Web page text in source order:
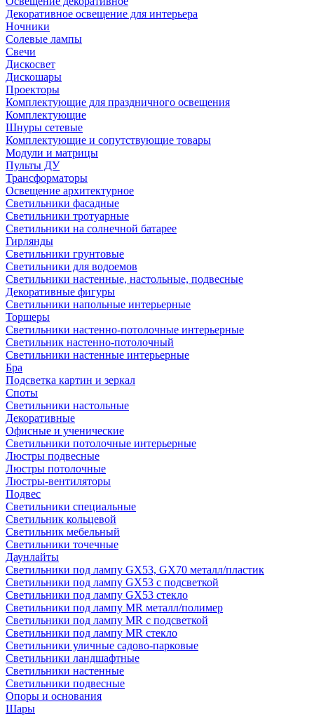
Декоративное освещение для интерьера
Ночники
Солевые лампы
Свечи
Дискосвет
Дискошары
Проекторы
Комплектующие для праздничного освещения
Комплектующие
Шнуры сетевые
Комплектующие и сопутствующие товары
Модули и матрицы
Пульты ДУ
Трансформаторы
Освещение архитектурное
Светильники фасадные
Светильники тротуарные
Светильники на солнечной батарее
Гирлянды
Светильники грунтовые
Светильники для водоемов
Светильники настенные, настольные, подвесные
Декоративные фигуры
Светильники напольные интерьерные
Торшеры
Светильники настенно-потолочные интерьерные
Светильник настенно-потолочный
Светильники настенные интерьерные
Бра
Подсветка картин и зеркал
Споты
Светильники настольные
Декоративные
Офисные и ученические
Светильники потолочные интерьерные
Люстры подвесные
Люстры потолочные
Люстры-вентиляторы
Подвес
Светильники специальные
Светильник кольцевой
Светильник мебельный
Светильники точечные
Даунлайты
Светильники под лампу GX53, GX70 металл/пластик
Светильники под лампу GX53 с подсветкой
Светильники под лампу GX53 стекло
Светильники под лампу MR металл/полимер
Светильники под лампу MR с подсветкой
Светильники под лампу MR стекло
Светильники уличные садово-парковые
Светильники ландшафтные
Светильники настенные
Светильники подвесные
Опоры и основания
Шары